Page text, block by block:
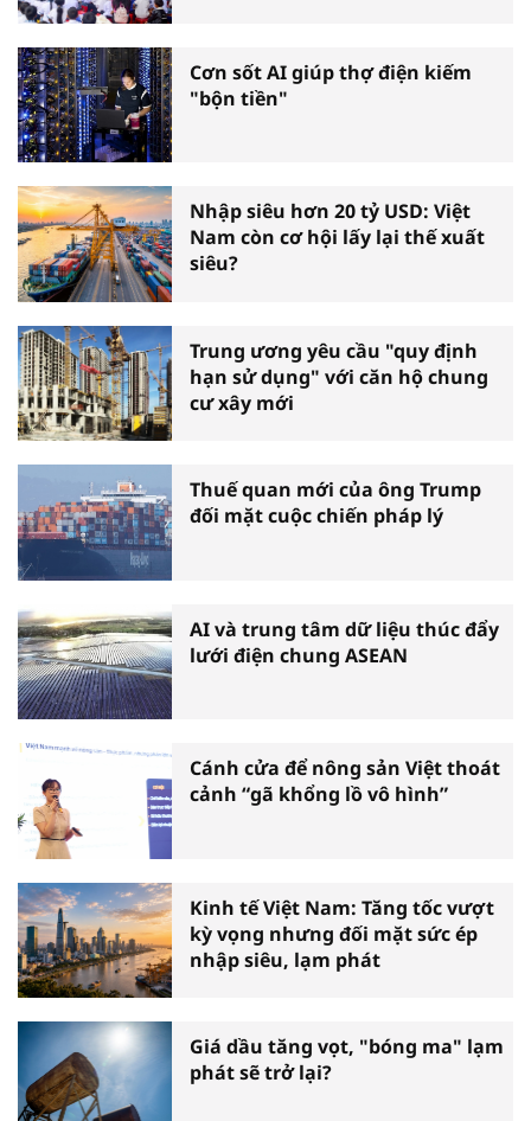
Cơn sốt AI giúp thợ điện kiếm
"bộn tiền"
Nhập siêu hơn 20 tỷ USD: Việt
Nam còn cơ hội lấy lại thế xuất
siêu?
Trung ương yêu cầu "quy định
hạn sử dụng" với căn hộ chung
cư xây mới
Thuế quan mới của ông Trump
đối mặt cuộc chiến pháp lý
AI và trung tâm dữ liệu thúc đẩy
lưới điện chung ASEAN
Cánh cửa để nông sản Việt thoát
cảnh “gã khổng lồ vô hình”
Kinh tế Việt Nam: Tăng tốc vượt
kỳ vọng nhưng đối mặt sức ép
nhập siêu, lạm phát
Giá dầu tăng vọt, "bóng ma" lạm
phát sẽ trở lại?